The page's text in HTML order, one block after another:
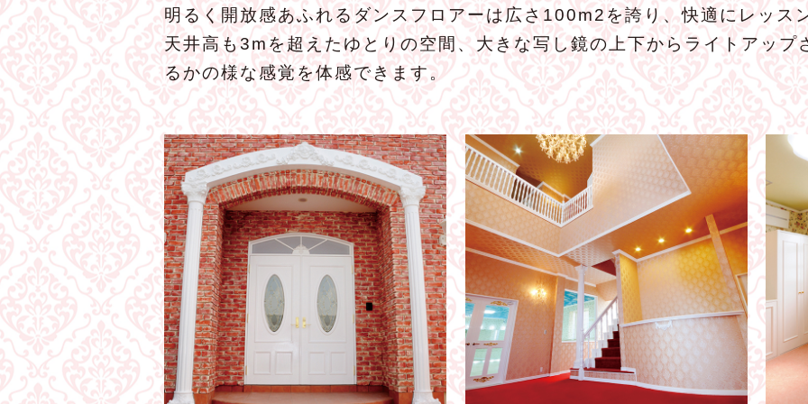
明るく開放感あふれるダンスフロアーは広さ100m2を誇り、快適にレッス
天井高も3mを超えたゆとりの空間、大きな写し鏡の上下からライトアップ
るかの様な感覚を体感できます。